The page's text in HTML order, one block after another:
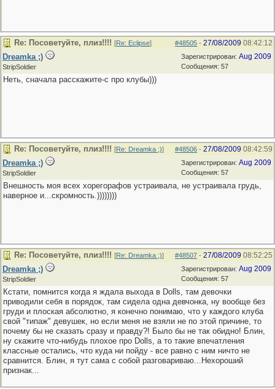
#48505 - 27/08/2009 08:42:12
Re: Посоветуйте, плиз!!!! [Re: Eclipse]
Зарегистрирован: Aug 2009
Сообщения: 57
Dreamka ;)
StripSoldier
Неть, сначала расскажите-с про клубы)))
#48506 - 27/08/2009 08:42:59
Re: Посоветуйте, плиз!!!! [Re: Dreamka ;)]
Зарегистрирован: Aug 2009
Сообщения: 57
Dreamka ;)
StripSoldier
Внешность моя всех хорегорафов устраивала, не устраивала грудь,
наверное и...скромность.))))))))
#48507 - 27/08/2009 08:52:25
Re: Посоветуйте, плиз!!!! [Re: Dreamka ;)]
Зарегистрирован: Aug 2009
Сообщения: 57
Dreamka ;)
StripSoldier
Кстати, помнится когда я ждала выхода в Dolls, там девочки
приводили себя в порядок, там сидела одна девчонка, ну вообще без
груди и плоская абсолютно, я конечно понимаю, что у каждого клуба
свой "типаж" девушек, но если меня не взяли не по этой причине, то
почему бы не сказать сразу и правду?! Было бы не так обидно! Блин,
ну скажите что-нибудь плохое про Dolls, а то такие впечатления
классные остались, что куда ни пойду - все равно с ним ничто не
сравнится. Блин, я тут сама с собой разговариваю...Нехороший
признак...